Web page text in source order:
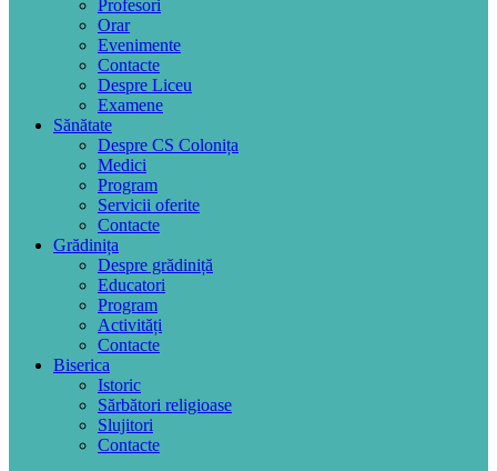
Profesori
Orar
Evenimente
Contacte
Despre Liceu
Examene
Sănătate
Despre CS Colonița
Medici
Program
Servicii oferite
Contacte
Grădinița
Despre grădiniță
Educatori
Program
Activități
Contacte
Biserica
Istoric
Sărbători religioase
Slujitori
Contacte